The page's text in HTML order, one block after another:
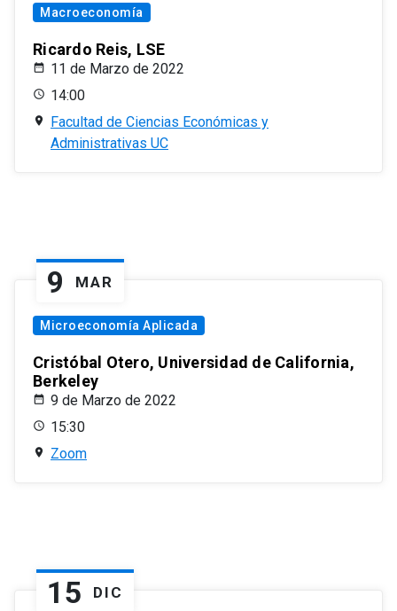
Macroeconomía
Ricardo Reis, LSE
11 de Marzo de 2022
14:00
Facultad de Ciencias Económicas y
Administrativas UC
9 MAR
Microeconomía Aplicada
Cristóbal Otero, Universidad de California,
Berkeley
9 de Marzo de 2022
15:30
Zoom
15 DIC